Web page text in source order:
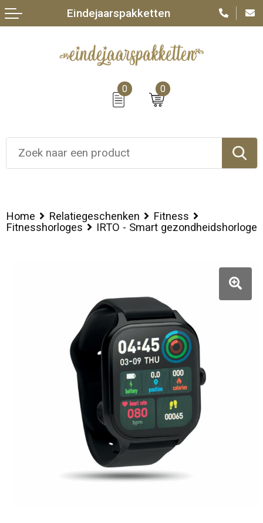
0 0
Eindejaarspakketten
Home Relatiegeschenken
Fitness
Fitnesshorloges
IRTO - Smart gezondheidshorloge